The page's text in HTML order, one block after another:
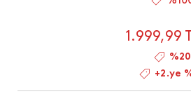
1.999,99
+2.ye